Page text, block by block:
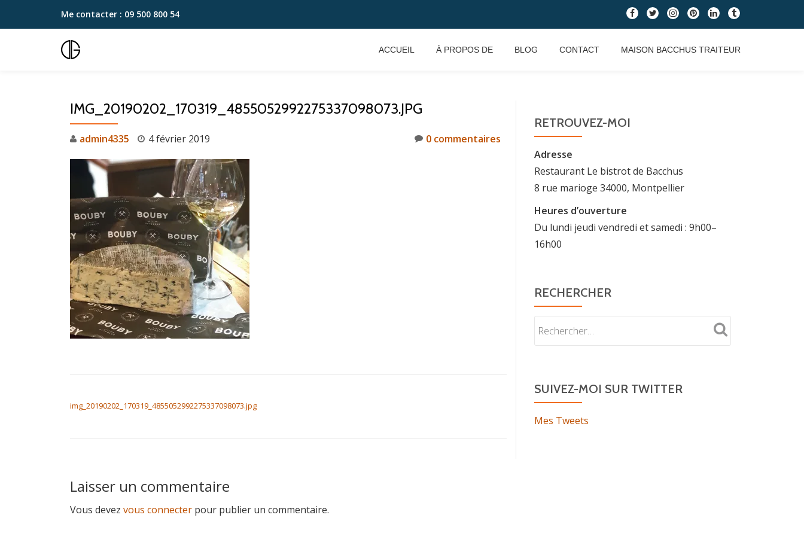
Aller
Me contacter : 09 500 800 54
fa-
facebook
fa-
twitter
fa-
instagram
fa-
pinterest
fa-
linkedin
fa-
tumblr
ACCUEIL À PROPOS DE BLOG CONTACT MAISON BACCHUS TRAITEUR
IMG_20190202_170319_4855052992275337098073.JPG
admin4335 4 février 2019 0 commentaires
img_20190202_170319_4855052992275337098073.jpg
Laisser un commentaire
Vous devez vous connecter pour publier un commentaire.
RETROUVEZ-MOI
Adresse
Restaurant Le bistrot de Bacchus
8 rue marioge 34000, Montpellier
Heures d’ouverture
Du lundi jeudi vendredi et samedi : 9h00–
16h00
RECHERCHER
SUIVEZ-MOI SUR TWITTER
Mes Tweets